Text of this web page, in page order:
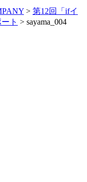
> 第12回「ifイ
ト > sayama_004